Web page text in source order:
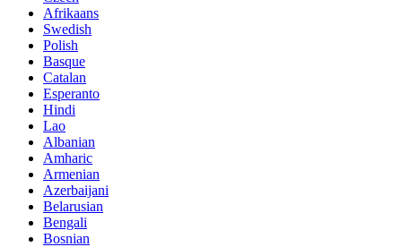
Afrikaans
Swedish
Polish
Basque
Catalan
Esperanto
Hindi
Lao
Albanian
Amharic
Armenian
Azerbaijani
Belarusian
Bengali
Bosnian